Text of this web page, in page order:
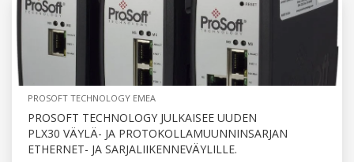
PROSOFT TECHNOLOGY EMEA
PROSOFT TECHNOLOGY JULKAISEE UUDEN
PLX30 VÄYLÄ- JA PROTOKOLLAMUUNNINSARJAN
ETHERNET- JA SARJALIIKENNEVÄYLILLE.